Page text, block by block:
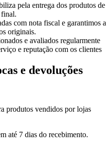
pela entrega dos produtos de
final.
com nota fiscal e garantimos a
originais.
e avaliados regularmente
e reputação com os clientes
e devoluções
produtos vendidos por lojas
até 7 dias do recebimento.